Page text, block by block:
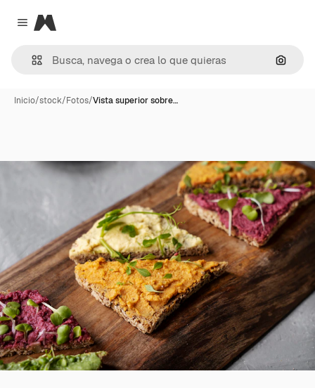
Close menu
Magnific
Inicio/stock/Fotos/Vista superior sobre…